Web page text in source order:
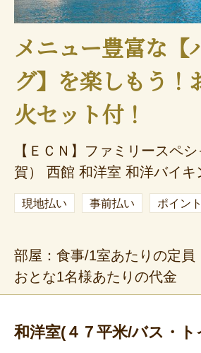
メニュー豊富な【
グ】を楽しもう！
火セット付！
【ＥＣＮ】ファミリースペ
賀） 西館 和洋室 和洋バイキ
現地払い 事前払い ポイン
部屋：食事/1室あたりの定員
おとな1名様あたりの代金
和洋室(４７平米/バス・ト